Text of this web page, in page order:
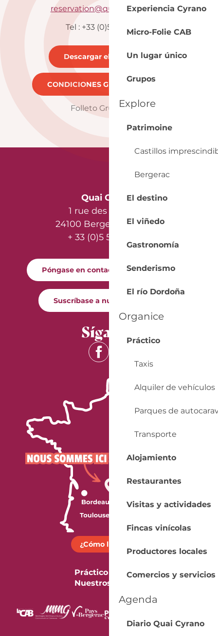
Experiencia Cyrano
Micro-Folie CAB
Un lugar único
Grupos
Explore
Patrimoine
Castillos
Bergerac
El destino
El viñedo
Gastronomía
Senderismo
El río Dordoña
Organice
Práctico
Taxis
Alquiler de vehículos
Parques de
Transporte
Alojamiento
Restaurantes
Visitas y actividades
Fincas vinícolas
Productores locales
Comercios y servicios
Agenda
Diario Quai Cyrano
reservation@quai-cyrano.com
Tel : +33 (0)5 53 57 03 11
Descargar el folleto 21MB
CONDICIONES GENERALES
Folleto Grupos 2025
Quai Cyrano
1 rue des Récollets
24100 Bergerac - France
+ 33 (0)5 53 57 03 11
Póngase en contacto con nosotros
Suscríbase a nuestro boletín
Síganos
¿Cómo llegar?
Práctico
Nuestros folletos